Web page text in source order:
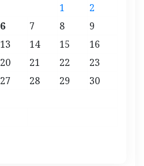
1
2
6 7 8
9
13 14 15
16
20 21 22
23
27 28 29
30